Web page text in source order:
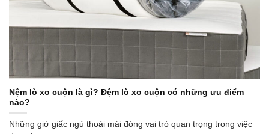
Nệm lò xo cuộn là gì? Đệm lò xo cuộn có những ưu điểm
nào?
Những giờ giấc ngủ thoải mái đóng vai trò quan trọng trong việc